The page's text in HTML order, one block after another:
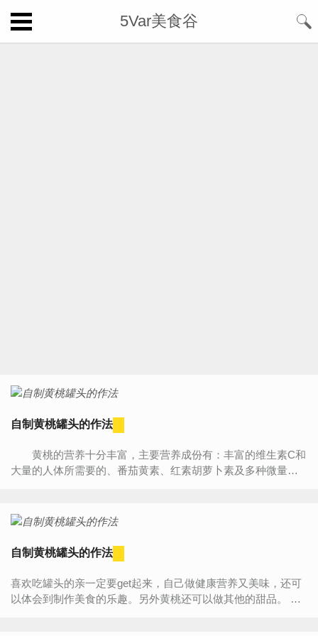
5Var美食谷
自制黄桃罐头的作法
黄桃的营养十分丰富，主要营养成份有：丰富的维生素C和
大量的人体所需要的、番茄黄素、红素胡萝卜素及多种微量元
自制黄桃罐头的作法
喜欢吃罐头的亲一定要get起来，自己做健康营养又美味，还可
以体会到制作美食的乐趣。另外黄桃还可以做其他的甜品。 主